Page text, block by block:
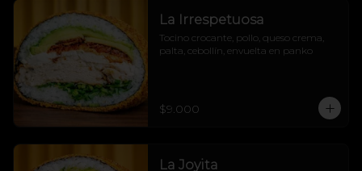
La Irrespetuosa
Tocino crocante, pollo, queso crema,
palta, cebollín, envuelta en panko
$9.000
La Joyita